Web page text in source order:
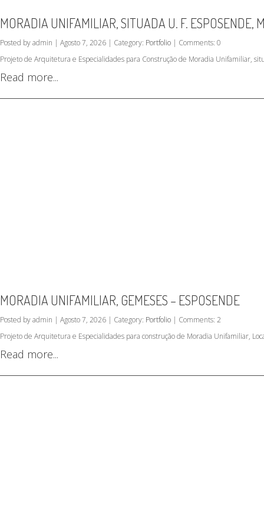
MORADIA UNIFAMILIAR, SITUADA U. F. ESPOSENDE,
Posted by admin | Agosto 7, 2026 | Category: Portfolio | Comments: 0
Projeto de Arquitetura e Especialidades para Construção de Moradia Unifamiliar,
Read more...
MORADIA UNIFAMILIAR, GEMESES – ESPOSENDE
Posted by admin | Agosto 7, 2026 | Category: Portfolio | Comments: 2
Projeto de Arquitetura e Especialidades para construção de Moradia Unifamiliar,
Read more...